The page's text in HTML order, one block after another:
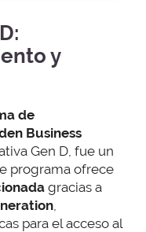
y
de
Business
Gen D, fue un
programa ofrece
gracias a
para el acceso al